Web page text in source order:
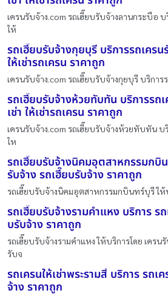
เครนรับจ้าง.com รถเฮี๊ยบรับจ้างลานกระบือ บ
ให้
รถเฮี๊ยบรับจ้างกุยบุรี บริการรถเครน
ให้เช่ารถเครน ราคาถูก
เครนรับจ้าง.com รถเฮี๊ยบรับจ้างกุยบุรี บริการ
รถเฮี๊ยบรับจ้างห้วยทับทัน บริการรถ
เช่า ให้เช่ารถเครน ราคาถูก
เครนรับจ้าง.com รถเฮี๊ยบรับจ้างห้วยทับทัน บ
ให
รถเฮี๊ยบรับจ้างนิคมอุตสาหกรรมกบิ
รับจ้าง รถเฮี๊ยบรับจ้าง ราคาถูก
รถเฮี๊ยบรับจ้างนิคมอุตสาหกรรมกบินทร์บุรี ให้
รถเฮี๊ยบรับจ้างรามคำแหง บริการ ร
บรับจ้าง ราคาถูก
รถเฮี๊ยบรับจ้างรามคำแหง ให้บริการโดย เครน
รับจ
รถเครนให้เช่าพระรามสี่ บริการ รถเ
จ้าง ราคาถูก